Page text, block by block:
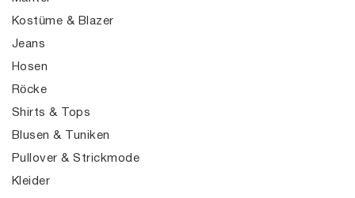
Kostüme & Blazer
Jeans
Hosen
Röcke
Shirts & Tops
Blusen & Tuniken
Pullover & Strickmode
Kleider